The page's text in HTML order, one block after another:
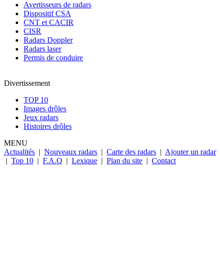
Avertisseurs de radars
Dispositif CSA
CNT et CACIR
CISR
Radars Doppler
Radars laser
Permis de conduire
Divertissement
TOP 10
Images drôles
Jeux radars
Histoires drôles
MENU
Actualités | Nouveaux radars | Carte des radars | Ajouter un radar
| Top 10 | F.A.Q | Lexique | Plan du site | Contact